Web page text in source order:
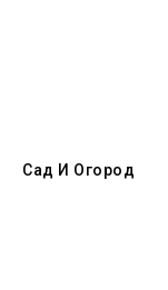
Сад И Огород